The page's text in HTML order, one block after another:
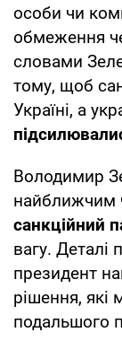
особи чи
обмеження
словами
тому, щоб
Україні, а
Володимир
найближчим
санкційний
вагу. Деталі
президент
рішення, які
подальшого